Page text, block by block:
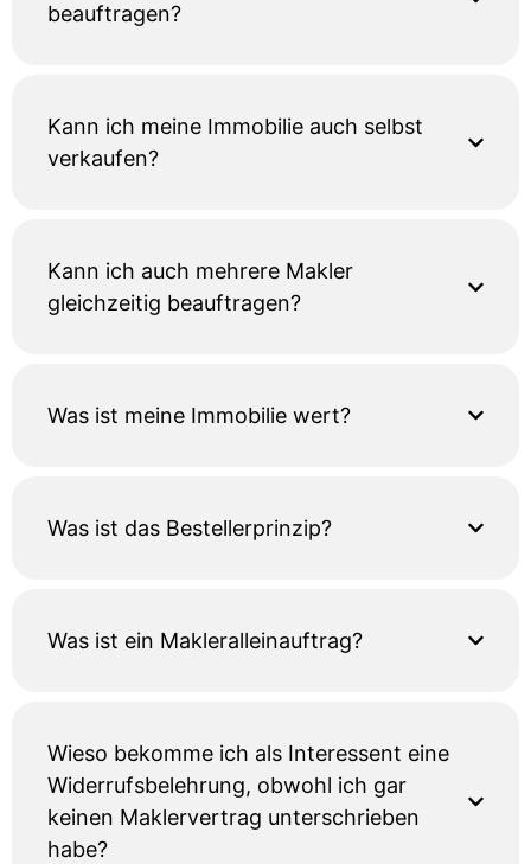
beauftragen?
Kann ich meine Immobilie auch selbst
verkaufen?
Kann ich auch mehrere Makler
gleichzeitig beauftragen?
Was ist meine Immobilie wert?
Was ist das Bestellerprinzip?
Was ist ein Makleralleinauftrag?
Wieso bekomme ich als Interessent eine
Widerrufsbelehrung, obwohl ich gar
keinen Maklervertrag unterschrieben
habe?